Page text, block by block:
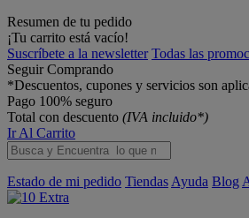
Resumen de tu pedido
¡Tu carrito está vacío!
Suscríbete a la newsletter Todas las
Seguir Comprando
*Descuentos, cupones y servicios son
Pago 100% seguro
Total con descuento (IVA incluido*)
Ir Al Carrito
Estado de mi pedido Tiendas Ayuda Blog